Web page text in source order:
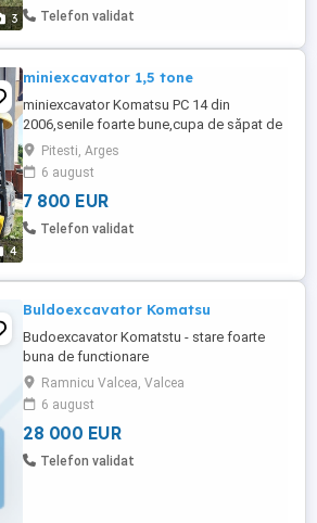
3 Telefon validat
4
miniexcavator 1,5 tone
miniexcavator Komatsu PC 14 din
2006,senile foarte bune,cupa de săpat de
45, greutate 1500 kg, posibilitate
transport.Accept și unele variante la preț
real.
Pitesti, Arges
6 august
7 800 EUR
Telefon validat
Buldoexcavator Komatsu
Budoexcavator Komatstu - stare foarte
buna de functionare
Ramnicu Valcea, Valcea
6 august
28 000 EUR
Telefon validat